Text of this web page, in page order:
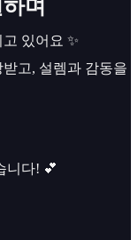
며
있어요 ✨
고, 설렘과 감동을
니다! 💕